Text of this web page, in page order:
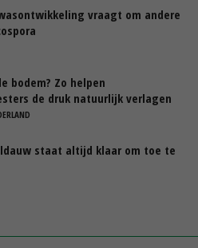
vraagt om andere
bodem? Zo helpen
de druk natuurlijk verlagen
staat altijd klaar om toe te